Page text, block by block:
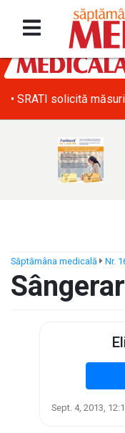
• SRATI solicită
Săptămâna medicală Nr.
Sept. 4, 2013,